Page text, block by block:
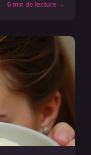
6 min de lecture →